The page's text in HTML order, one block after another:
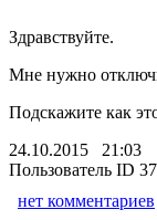
Здравствуйте.
Мне нужно
Подскажите как
24.10.2015 21:03
Пользователь ID
нет комментариев